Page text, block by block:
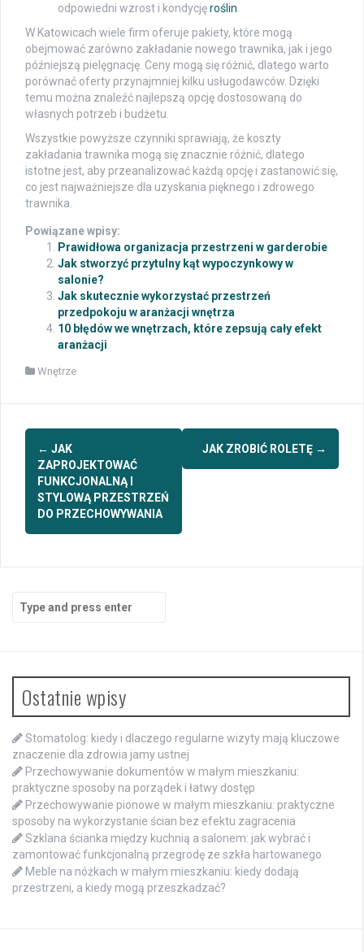
odpowiedni wzrost i kondycjęroślin.
W Katowicach wiele firm oferuje pakiety, które mogą
obejmować zarówno zakładanie nowego trawnika, jak i jego
późniejszą pielęgnację. Ceny mogą się różnić, dlatego warto
porównać oferty przynajmniej kilku usługodawców. Dzięki
temu można znaleźć najlepszą opcję dostosowaną do
własnych potrzeb i budżetu.
Wszystkie powyższe czynniki sprawiają, że koszty
zakładania trawnika mogą się znacznie różnić, dlatego
istotne jest, aby przeanalizować każdą opcję i zastanowić się,
co jest najważniejsze dla uzyskania pięknego i zdrowego
trawnika.
Powiązane wpisy:
Prawidłowa organizacja przestrzeni w garderobie
Jak stworzyć przytulny kąt wypoczynkowy w
salonie?
Jak skutecznie wykorzystać przestrzeń
przedpokoju w aranżacji wnętrza
10 błędów we wnętrzach, które zepsują cały efekt
aranżacji
Wnętrze
Post
navigation
← JAK
ZAPROJEKTOWAĆ
FUNKCJONALNĄ I
STYLOWĄ PRZESTRZEŃ
DO PRZECHOWYWANIA
JAK ZROBIĆ ROLETĘ →
Search
for:
Ostatnie wpisy
Stomatolog: kiedy i dlaczego regularne wizyty mają kluczowe
znaczenie dla zdrowia jamy ustnej
Przechowywanie dokumentów w małym mieszkaniu:
praktyczne sposoby na porządek i łatwy dostęp
Przechowywanie pionowe w małym mieszkaniu: praktyczne
sposoby na wykorzystanie ścian bez efektu zagracenia
Szklana ścianka między kuchnią a salonem: jak wybrać i
zamontować funkcjonalną przegrodę ze szkła hartowanego
Meble na nóżkach w małym mieszkaniu: kiedy dodają
przestrzeni, a kiedy mogą przeszkadzać?